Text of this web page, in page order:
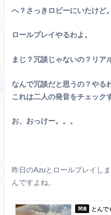
へ？さっきロビーにいたけど。
ロールプレイやるわよ。
まじ？冗談じゃないの？リア
なんで冗談だと思うの？やる
これは二人の発音をチェック
お、おっけー。。。
昨日のAzuとロールプレイし
んですよね。
とんで